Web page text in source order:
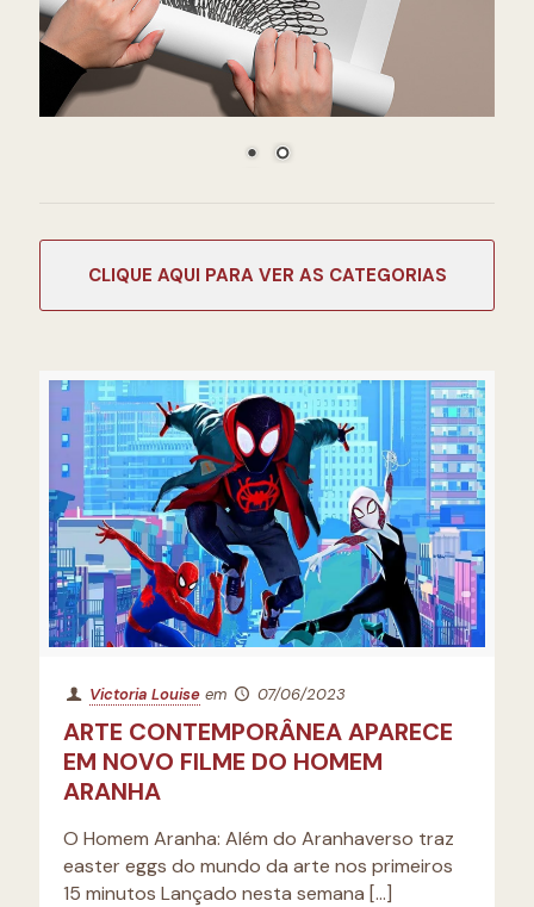
Victoria Louise em 07/06/2023
ARTE CONTEMPORÂNEA APARECE
EM NOVO FILME DO HOMEM
ARANHA
O Homem Aranha: Além do Aranhaverso traz
easter eggs do mundo da arte nos primeiros
15 minutos Lançado nesta semana […]
CATEGORIAS